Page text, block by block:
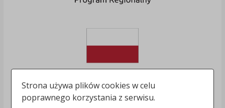
Strona używa plików cookies w celu
poprawnego korzystania z serwisu.